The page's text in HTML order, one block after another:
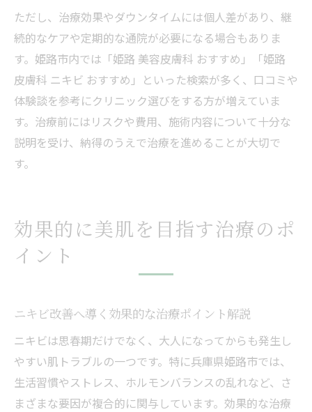
ただし、治療効果やダウンタイムには個人差があり、継
続的なケアや定期的な通院が必要になる場合もありま
す。姫路市内では「姫路 美容皮膚科 おすすめ」「姫路
皮膚科 ニキビ おすすめ」といった検索が多く、口コミや
体験談を参考にクリニック選びをする方が増えていま
す。治療前にはリスクや費用、施術内容について十分な
説明を受け、納得のうえで治療を進めることが大切で
す。
効果的に美肌を目指す治療のポ
イント
ニキビ改善へ導く効果的な治療ポイント解説
ニキビは思春期だけでなく、大人になってからも発生し
やすい肌トラブルの一つです。特に兵庫県姫路市では、
生活習慣やストレス、ホルモンバランスの乱れなど、さ
まざまな要因が複合的に関与しています。効果的な治療